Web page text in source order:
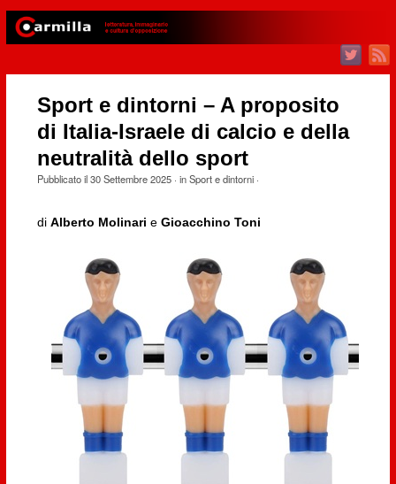
Sport e dintorni – A proposito
di Italia-Israele di calcio e della
neutralità dello sport
Pubblicato il30 Settembre 2025· inSport e dintorni·
di Alberto Molinari e Gioacchino Toni